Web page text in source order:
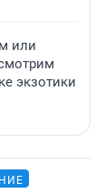
или
экзотики